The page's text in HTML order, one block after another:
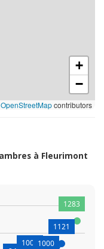
+
−
OpenStreetMapcontributors
à Fleurimont
1002 1000
1121
1283